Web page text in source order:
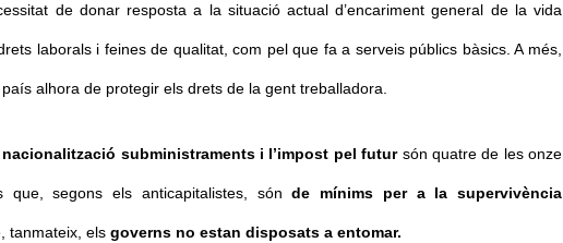
de donar resposta a la situació actual d’encariment general de la vida
laborals i feines de qualitat, com pel que fa a serveis públics bàsics. A més,
alhora de protegir els drets de la gent treballadora.
subministraments i l’impost pel futur són quatre de les onze
que, segons els anticapitalistes, són de mínims per a la supervivència
tanmateix, els governs no estan disposats a entomar.